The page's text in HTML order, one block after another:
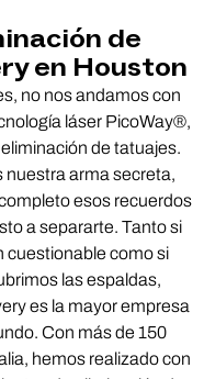
de
en Houston
no nos andamos con
láser PicoWay®,
de tatuajes.
nuestra arma secreta,
esos recuerdos
a separarte. Tanto si
cuestionable como si
las espaldas,
es la mayor empresa
Con más de 150
hemos realizado con